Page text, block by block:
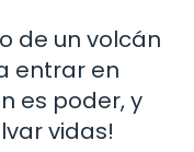
de un volcán
entrar en
es poder, y
vidas!